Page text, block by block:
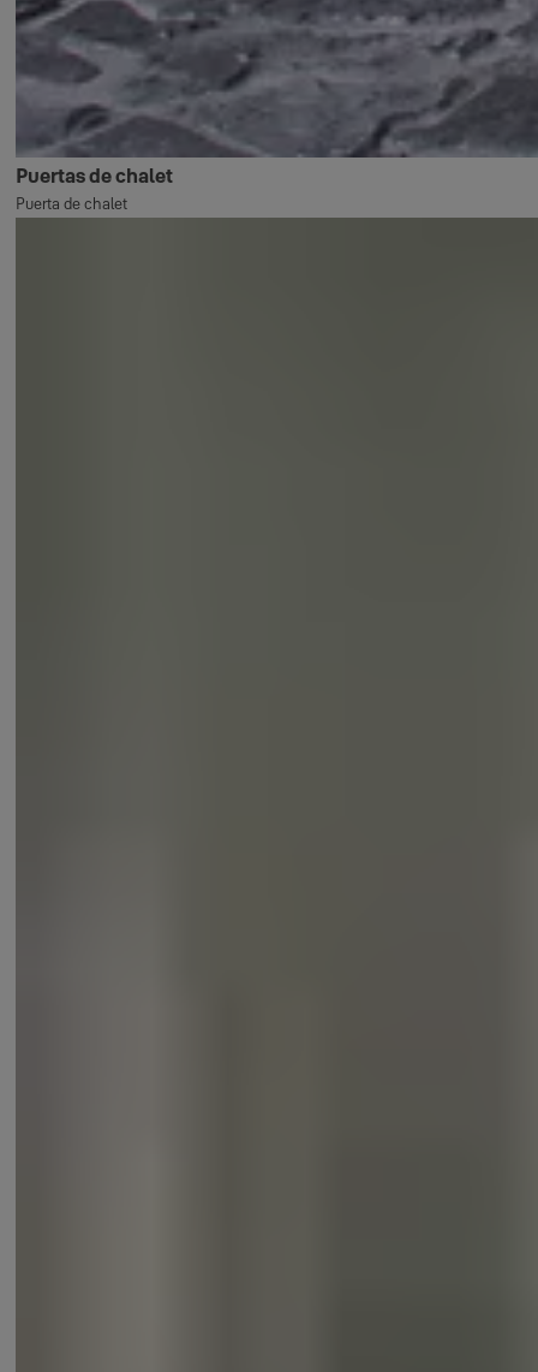
Puertas de chalet
Puerta de chalet